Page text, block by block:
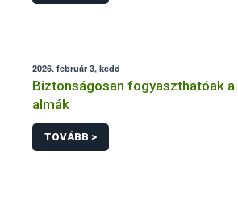
2026. február 3, kedd
Biztonságosan fogyaszthatóak
almák
TOVÁBB >